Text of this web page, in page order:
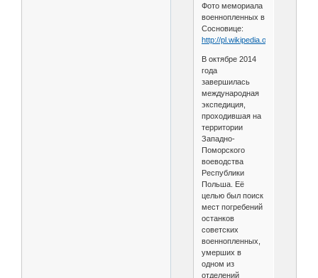
Фото мемориала
военнопленных в
Сосновице:
http://pl.wikipedia.org/wiki/
В октябре 2014
года
завершилась
международная
экспедиция,
проходившая на
территории
Западно-
Поморского
воеводства
Республики
Польша. Её
целью был поиск
мест погребений
останков
советских
военнопленных,
умерших в
одном из
отделений